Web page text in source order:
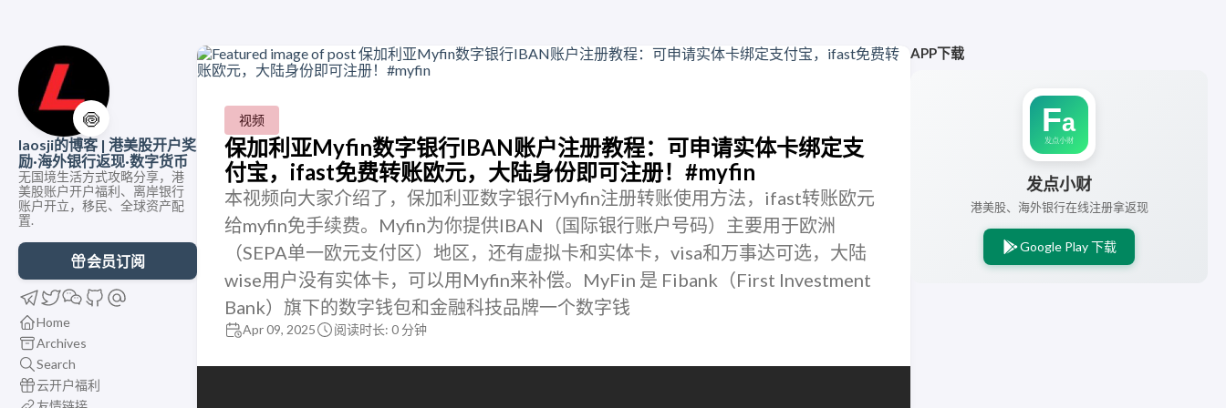
🍥
laosji的博客 | 港美股开户奖
励·海外银行返现·数字货币
无国境生活方式攻略分享，港
美股账户开户福利、离岸银行
账户开立，移民、全球资产配
置.
会员订阅
Home
Archives
Search
云开户福利
APP下载
发点小财
港美股、海外银行在线注册拿返现
Google Play 下载
视频
保加利亚Myfin数字银行IBAN账户注册教程：可申请实体卡绑定支
付宝，ifast免费转账欧元，大陆身份即可注册！#myfin
本视频向大家介绍了，保加利亚数字银行Myfin注册转账使用方法，ifast转账欧元
给myfin免手续费。Myfin为你提供IBAN（国际银行账户号码）主要用于欧洲
（SEPA单一欧元支付区）地区，还有虚拟卡和实体卡，visa和万事达可选，大陆
wise用户没有实体卡，可以用Myfin来补偿。MyFin 是 Fibank（First Investment
Bank）旗下的数字钱包和金融科技品牌一个数字钱
Apr 09, 2025 阅读时长: 0 分钟